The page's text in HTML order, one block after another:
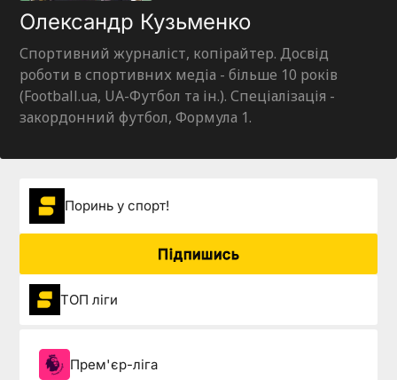
Олександр Кузьменко
Спортивний журналіст, копірайтер. Досвід
роботи в спортивних медіа - більше 10 років
(Football.ua, UA-Футбол та ін.). Спеціалізація -
закордонний футбол, Формула 1.
Поринь у спорт!
Підпишись
ТОП ліги
Прем'єр-ліга